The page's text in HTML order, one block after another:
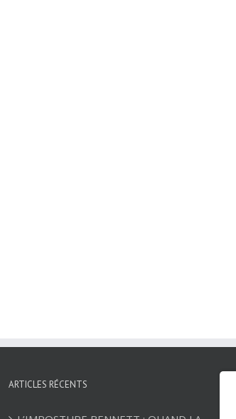
ARTICLES RÉCENTS